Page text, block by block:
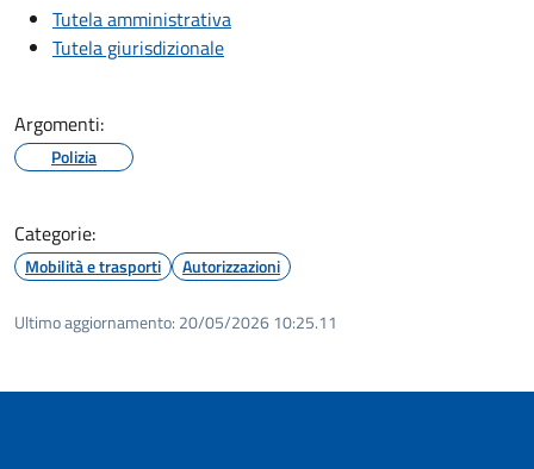
Tutela amministrativa
Tutela giurisdizionale
Argomenti:
Polizia
Categorie:
Mobilità e trasporti Autorizzazioni
Ultimo aggiornamento: 20/05/2026 10:25.11